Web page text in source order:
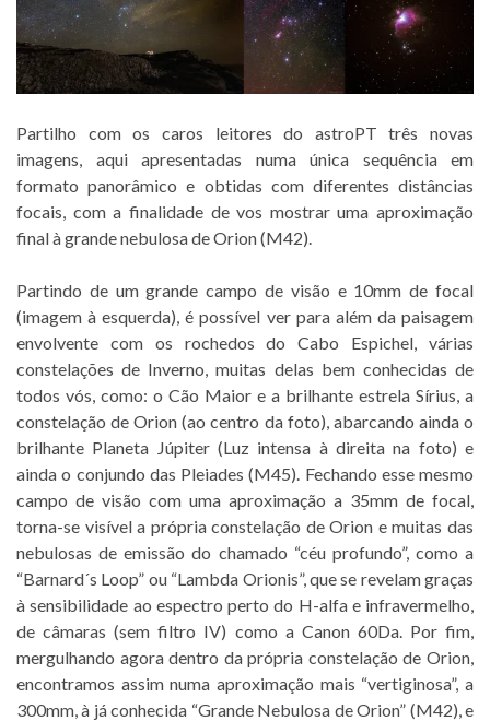
Partilho com os caros leitores do astroPT três novas
imagens, aqui apresentadas numa única sequência em
formato panorâmico e obtidas com diferentes distâncias
focais, com a finalidade de vos mostrar uma aproximação
final à grande nebulosa de Orion (M42).
Partindo de um grande campo de visão e 10mm de focal
(imagem à esquerda), é possível ver para além da paisagem
envolvente com os rochedos do Cabo Espichel, várias
constelações de Inverno, muitas delas bem conhecidas de
todos vós, como: o Cão Maior e a brilhante estrela Sírius, a
constelação de Orion (ao centro da foto), abarcando ainda o
brilhante Planeta Júpiter (Luz intensa à direita na foto) e
ainda o conjundo das Pleiades (M45). Fechando esse mesmo
campo de visão com uma aproximação a 35mm de focal,
torna-se visível a própria constelação de Orion e muitas das
nebulosas de emissão do chamado “céu profundo”, como a
“Barnard´s Loop” ou “Lambda Orionis”, que se revelam graças
à sensibilidade ao espectro perto do H-alfa e infravermelho,
de câmaras (sem filtro IV) como a Canon 60Da. Por fim,
mergulhando agora dentro da própria constelação de Orion,
encontramos assim numa aproximação mais “vertiginosa”, a
300mm, à já conhecida “Grande Nebulosa de Orion” (M42), e